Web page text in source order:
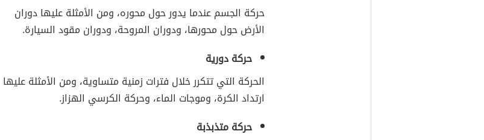
حركة الجسم عندما يدور حول محوره، ومن الأمثلة عليها دوران
الأرض حول محورها، ودوران المروحة، ودوران مقود السيارة.
حركة دورية
الحركة التي تتكرر خلال فترات زمنية متساوية، ومن الأمثلة عليها
ارتداد الكرة، وموجات الماء، وحركة الكرسي الهزاز.
حركة متذبذبة